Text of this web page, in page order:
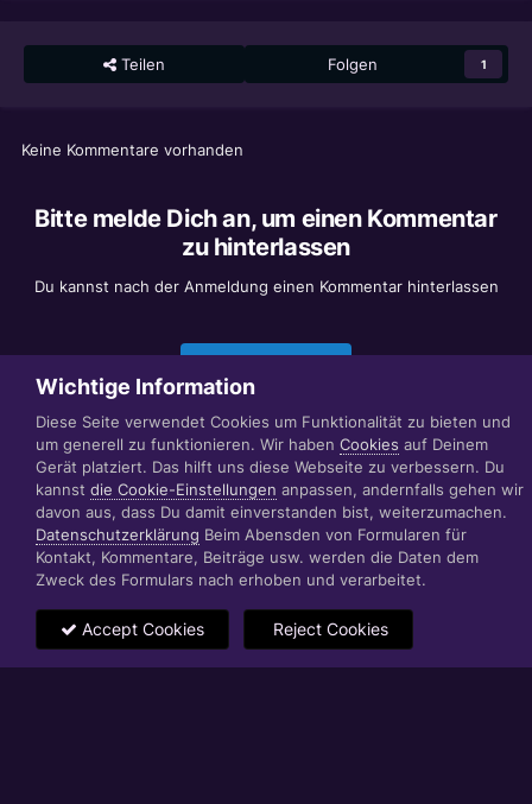
Teilen Folgen 1
Keine Kommentare vorhanden
Bitte melde Dich an, um einen Kommentar
zu hinterlassen
Du kannst nach der Anmeldung einen Kommentar hinterlassen
Datenschutzerklärung Impressum
© 1999 - 2022 RÄBIGER IT|WEB|VIDEO|CONSULTING
www.raebiger.pro
Powered by Invision Community
Wichtige Information
Diese Seite verwendet Cookies um Funktionalität zu bieten und
um generell zu funktionieren. Wir haben Cookies auf Deinem
Gerät platziert. Das hilft uns diese Webseite zu verbessern. Du
kannst die Cookie-Einstellungen anpassen, andernfalls gehen wir
davon aus, dass Du damit einverstanden bist, weiterzumachen.
Datenschutzerklärung Beim Abensden von Formularen für
Kontakt, Kommentare, Beiträge usw. werden die Daten dem
Zweck des Formulars nach erhoben und verarbeitet.
Accept Cookies Reject Cookies